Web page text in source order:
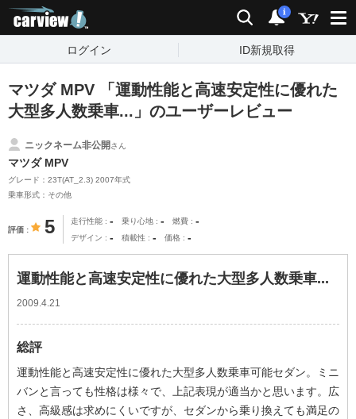
検索 通知
i
ログイン ID新規取得
マツダ MPV 「運動性能と高速安定性に優れた
大型多人数乗車...」のユーザーレビュー
ニックネーム非公開さん
マツダ MPV
グレード：23T(AT_2.3) 2007年式
乗車形式：その他
評価 5 走行性能 - 乗り心地 - 燃費 -
デザイン - 積載性 - 価格 -
運動性能と高速安定性に優れた大型多人数乗車...
2009.4.21
総評
運動性能と高速安定性に優れた大型多人数乗車可能セダン。ミニ
バンと言っても性格は様々で、上記表現が適当かと思います。広
さ、高級感は求めにくいですが、セダンから乗り換えても満足の